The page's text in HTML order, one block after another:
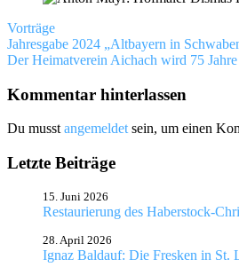
Vorträge
altomünster anton
mayrdismas
Beitragsnavigation
Vorheriger
Beitrag:
Jahresgabe 2024 „Altbayern in
Nächster
Der Heimatverein Aichach wird 75
Kommentar hinterlassen
Du musstangemeldetsein, um einen
Letzte Beiträge
Restaurierung des Haberstock-
15. Juni 2026
Ignaz Baldauf: Die Fresken in St.
28. April 2026